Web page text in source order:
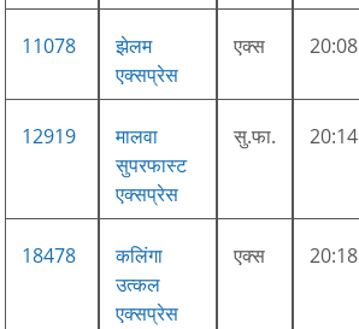
11078
झेलम
एक्सप्रेस
एक्स 20:08
12919
मालवा
सुपरफास्ट
एक्सप्रेस
सु.फा. 20:14
18478
कलिंगा
उत्कल
एक्सप्रेस
एक्स 20:18